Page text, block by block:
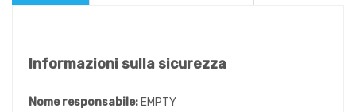
Informazioni sulla sicurezza
Nome responsabile: EMPTY